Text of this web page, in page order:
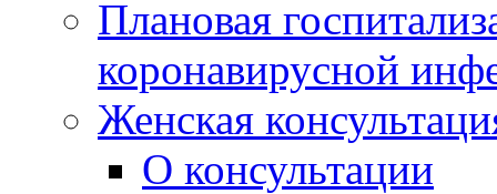
Плановая
коронавирусной
Женская
О консультации